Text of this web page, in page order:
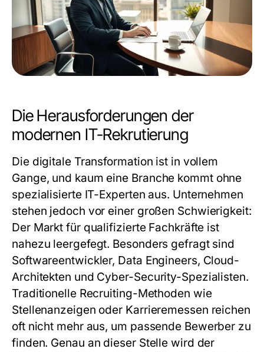
Die Herausforderungen der
modernen IT-Rekrutierung
Die digitale Transformation ist in vollem
Gange, und kaum eine Branche kommt ohne
spezialisierte IT-Experten aus. Unternehmen
stehen jedoch vor einer großen Schwierigkeit:
Der Markt für qualifizierte Fachkräfte ist
nahezu leergefegt. Besonders gefragt sind
Softwareentwickler, Data Engineers, Cloud-
Architekten und Cyber-Security-Spezialisten.
Traditionelle Recruiting-Methoden wie
Stellenanzeigen oder Karrieremessen reichen
oft nicht mehr aus, um passende Bewerber zu
finden. Genau an dieser Stelle wird der